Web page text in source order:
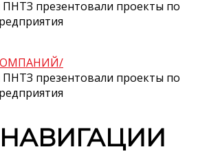
презентовали проекты по
презентовали проекты по